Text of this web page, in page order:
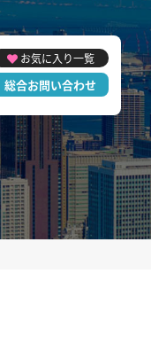
お気に入り一覧
総合お問い合わせ